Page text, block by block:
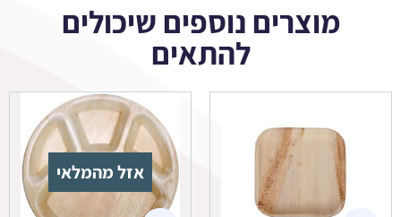
מוצרים נוספים שיכולים
להתאים
אזל מהמלאי